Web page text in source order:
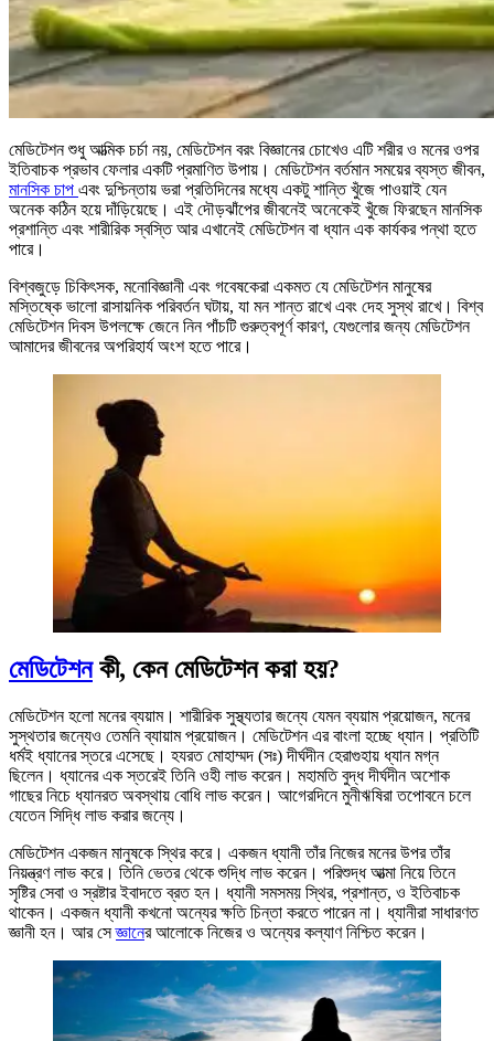
মেডিটেশন শুধু আত্মিক চর্চা নয়, মেডিটেশন বরং বিজ্ঞানের চোখেও এটি শরীর ও মনের ওপর
ইতিবাচক প্রভাব ফেলার একটি প্রমাণিত উপায়। মেডিটেশন বর্তমান সময়ের ব্যস্ত জীবন,
মানসিক চাপ এবং দুশ্চিন্তায় ভরা প্রতিদিনের মধ্যে একটু শান্তি খুঁজে পাওয়াই যেন
অনেক কঠিন হয়ে দাঁড়িয়েছে। এই দৌড়ঝাঁপের জীবনেই অনেকেই খুঁজে ফিরছেন মানসিক
প্রশান্তি এবং শারীরিক স্বস্তি আর এখানেই মেডিটেশন বা ধ্যান এক কার্যকর পন্থা হতে
পারে।
বিশ্বজুড়ে চিকিৎসক, মনোবিজ্ঞানী এবং গবেষকেরা একমত যে মেডিটেশন মানুষের
মস্তিষ্কে ভালো রাসায়নিক পরিবর্তন ঘটায়, যা মন শান্ত রাখে এবং দেহ সুস্থ রাখে। বিশ্ব
মেডিটেশন দিবস উপলক্ষে জেনে নিন পাঁচটি গুরুত্বপূর্ণ কারণ, যেগুলোর জন্য মেডিটেশন
আমাদের জীবনের অপরিহার্য অংশ হতে পারে।
মেডিটেশনকী, কেন মেডিটেশন করা হয়?
মেডিটেশন হলো মনের ব্যয়াম। শারীরিক সুস্থ্যতার জন্যে যেমন ব্যয়াম প্রয়োজন, মনের
সুস্থতার জন্যেও তেমনি ব্যায়াম প্রয়োজন। মেডিটেশন এর বাংলা হচ্ছে ধ্যান। প্রতিটি
ধর্মই ধ্যানের স্তরে এসেছে। হযরত মোহাম্মদ (সঃ) দীর্ঘদীন হেরাগুহায় ধ্যান মগ্ন
ছিলেন। ধ্যানের এক স্তরেই তিনি ওহী লাভ করেন। মহামতি বুদ্ধ দীর্ঘদীন অশোক
গাছের নিচে ধ্যানরত অবস্থায় বোধি লাভ করেন। আগেরদিনে মুনীঋষিরা তপোবনে চলে
যেতেন সিদ্ধি লাভ করার জন্যে।
মেডিটেশন একজন মানুষকে স্থির করে। একজন ধ্যানী তাঁর নিজের মনের উপর তাঁর
নিয়ন্ত্রণ লাভ করে। তিনি ভেতর থেকে শুদ্ধি লাভ করেন। পরিশুদ্ধ আত্মা নিয়ে তিনে
সৃষ্টির সেবা ও স্রষ্টার ইবাদতে ব্রত হন। ধ্যানী সমসময় স্থির, প্রশান্ত, ও ইতিবাচক
থাকেন। একজন ধ্যানী কখনো অন্যের ক্ষতি চিন্তা করতে পারেন না। ধ্যানীরা সাধারণত
জ্ঞানী হন। আর সেজ্ঞানের আলোকে নিজের ও অন্যের কল্যাণ নিশ্চিত করেন।